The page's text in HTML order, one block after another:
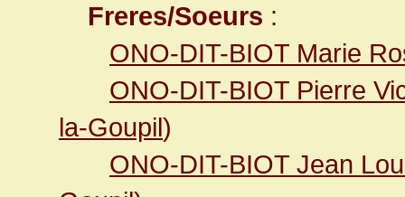
Freres/Soeurs :
ONO-DIT-BIOT Marie
ONO-DIT-BIOT Pierre
la-Goupil)
ONO-DIT-BIOT Jean